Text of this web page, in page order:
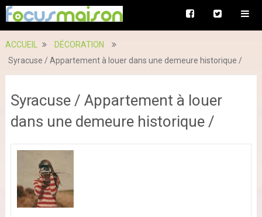
ACCUEIL
DÉCORATION
Syracuse / Appartement à louer dans une demeure historique /
Syracuse / Appartement à louer
dans une demeure historique /